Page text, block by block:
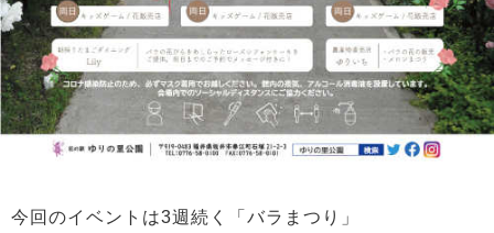
今回のイベントは3週続く「バラまつり」